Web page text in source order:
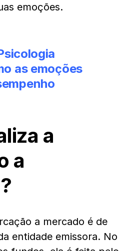
emoções.
as emoções
a
a
a mercado é de
entidade emissora. No